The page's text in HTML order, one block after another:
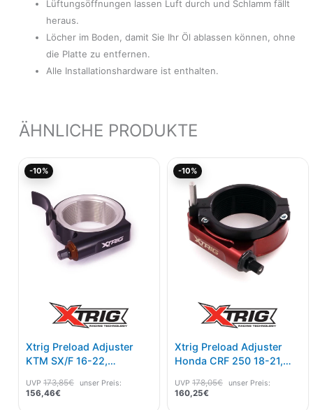
Lüftungsöffnungen lassen Luft durch und Schlamm fällt
heraus.
Löcher im Boden, damit Sie Ihr Öl ablassen können, ohne
die Platte zu entfernen.
Alle Installationshardware ist enthalten.
ÄHNLICHE PRODUKTE
-10%
Xtrig Preload Adjuster
KTM SX/F 16-22,
GasGas 21-23
UVP 173,85€
173,85€
unser Preis:
156,46€
156,46€.
-10%
Xtrig Preload Adjuster
Honda CRF 250 18-21,
UVP 178,05€
war:
178,05€
unser Preis:
160,25€
160,25€.